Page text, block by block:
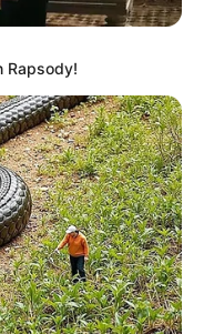
Rapsody!